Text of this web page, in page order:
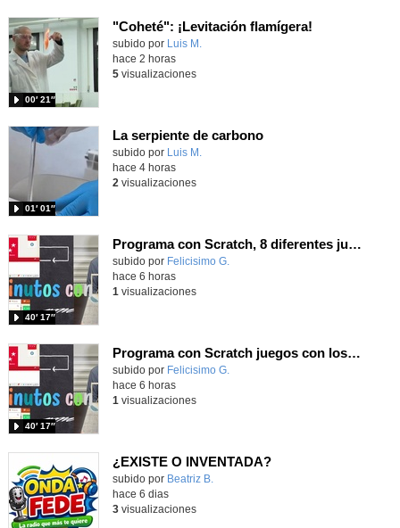
"Coheté": ¡Levitación flamígera!
Contenido educativo.
subido por Luis M.
00′ 21″
hace 2 horas
5visualizaciones
La serpiente de carbono
Contenido educativo.
subido por Luis M.
01′ 01″
hace 4 horas
2 visualizaciones
Programa con Scratch, 8 diferentes juegos para vivir la emoción de los partidos de España en el mundial 2026
Contenido educativo.
subido por Felicisimo G.
40′ 17″
hace 6 horas
1 visualizaciones
Programa con Scratch juegos con los partidos del mundial 2026 ganados por España
Contenido educativo.
subido por Felicisimo G.
40′ 17″
hace 6 horas
1 visualizaciones
¿EXISTE O INVENTADA?
Contenido educativo.
subido por Beatriz B.
hace 6 dias
3visualizaciones